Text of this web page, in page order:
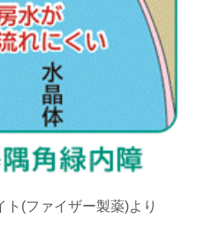
(ファイザー製薬)より